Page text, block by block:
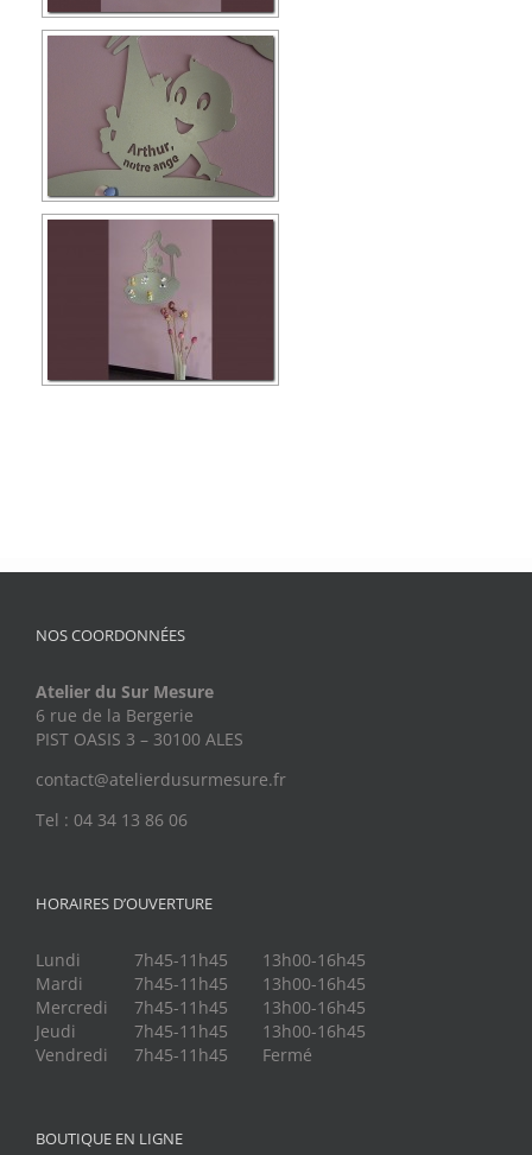
NOS COORDONNÉES
Atelier du Sur Mesure
6 rue de la Bergerie
PIST OASIS 3 – 30100 ALES
contact@atelierdusurmesure.fr
Tel : 04 34 13 86 06
HORAIRES D’OUVERTURE
Lundi 7h45-11h45
13h00-16h45
Mardi
7h45-11h45
13h00-16h45
Mercredi
7h45-11h45
13h00-16h45
Jeudi
7h45-11h45
13h00-16h45
Vendredi
7h45-11h45 Fermé
BOUTIQUE EN LIGNE